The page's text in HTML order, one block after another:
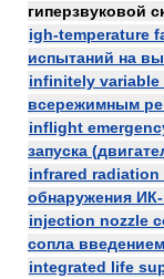
гиперзвуковой
igh-temperature
испытаний на
infinitely variable
всережимным
inflight
запуска
infrared
обнаружения
injection nozzle
сопла
integrated life